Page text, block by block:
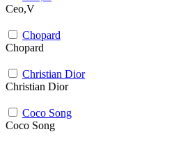
Ceo,V
Chopard
Chopard
Christian Dior
Christian Dior
Coco Song
Coco Song